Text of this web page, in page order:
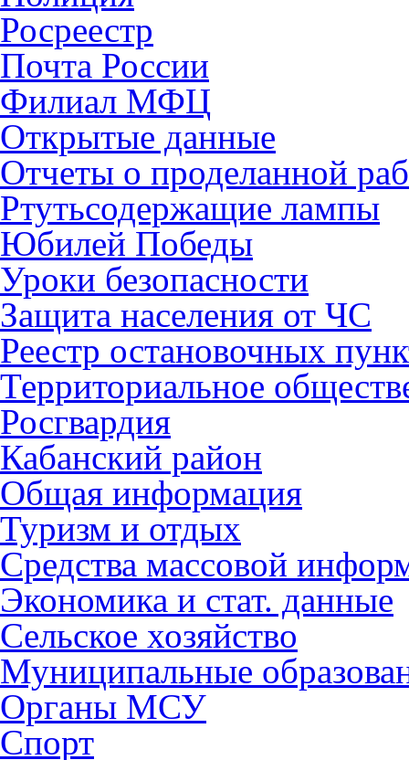
Росреестр
Почта России
Филиал МФЦ
Открытые данные
Отчеты о проделанной
Ртутьсодержащие лампы
Юбилей Победы
Уроки безопасности
Защита населения от ЧС
Реестр остановочных
Территориальное
Росгвардия
Кабанский район
Общая информация
Туризм и отдых
Средства массовой
Экономика и стат. данные
Сельское хозяйство
Муниципальные
Органы МСУ
Спорт